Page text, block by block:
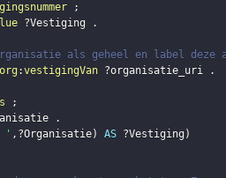
;
?Vestiging
.
als geheel en label deze
:vestigingVan ?organisatie_uri
.
;
.
' , ?Organisatie) AS ?Vestiging )